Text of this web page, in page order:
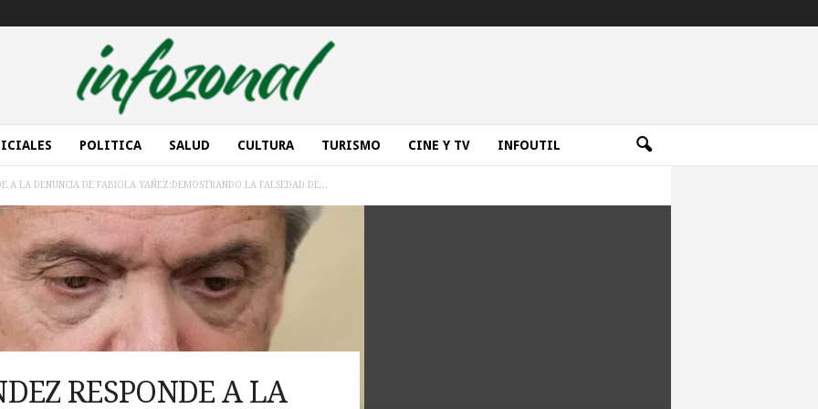
POLITICA SALUD CULTURA TURISMO CINE Y TV INFOUTIL
A LA DENUNCIA DE FABIOLA YAÑEZ:DEMOSTRANDO LA FALSEDAD DE...
RESPONDE A LA